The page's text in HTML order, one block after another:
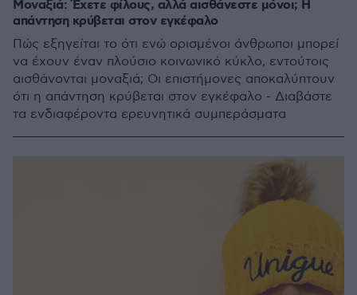
Μοναξιά: Έχετε φίλους, αλλά αισθάνεστε μόνοι; Η
απάντηση κρύβεται στον εγκέφαλο
Πώς εξηγείται το ότι ενώ ορισμένοι άνθρωποι μπορεί
να έχουν έναν πλούσιο κοινωνικό κύκλο, εντούτοις
αισθάνονται μοναξιά; Οι επιστήμονες αποκαλύπτουν
ότι η απάντηση κρύβεται στον εγκέφαλο - Διαβάστε
τα ενδιαφέροντα ερευνητικά συμπεράσματα